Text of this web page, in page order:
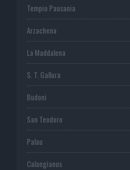
Tempio Pausania
Arzachena
La Maddalena
S. T. Gallura
Budoni
San Teodoro
Palau
Calangianus